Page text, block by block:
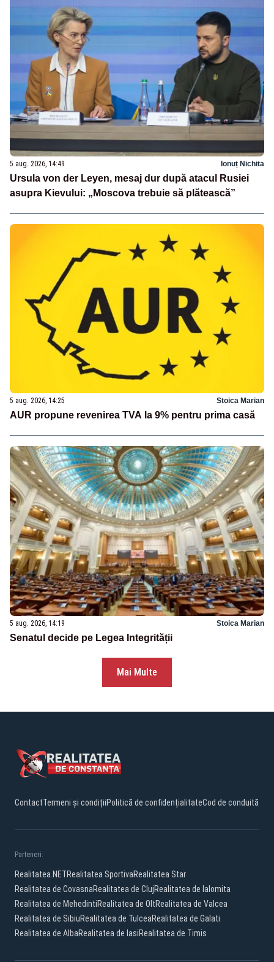
5 aug. 2026, 14:49 Ionuț Nichita
Ursula von der Leyen, mesaj dur după atacul Rusiei
asupra Kievului: „Moscova trebuie să plătească”
5 aug. 2026, 14:25 Stoica Marian
AUR propune revenirea TVA la 9% pentru prima casă
5 aug. 2026, 14:19 Stoica Marian
Senatul decide pe Legea Integrității
Mai Multe
ContactTermeni și condițiiPolitică de confidențialitateCod de conduită
Parteneri:
Realitatea.NETRealitatea SportivaRealitatea Star
Realitatea de CovasnaRealitatea de ClujRealitatea de Ialomita
Realitatea de MehedintiRealitatea de OltRealitatea de Valcea
Realitatea de SibiuRealitatea de TulceaRealitatea de Galati
Realitatea de AlbaRealitatea de IasiRealitatea de Timis